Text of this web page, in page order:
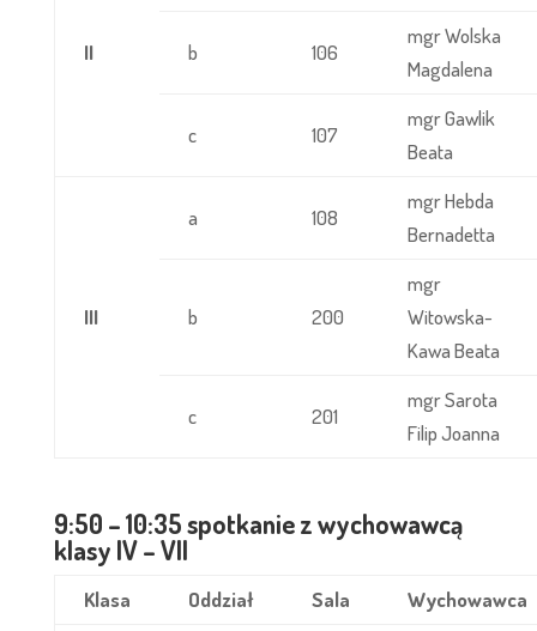
II b 106
mgr Wolska
Magdalena
c 107
mgr Gawlik
Beata
III
a 108
mgr Hebda
Bernadetta
b 200
mgr
Witowska-
Kawa Beata
c 201
mgr Sarota
Filip Joanna
9:50 – 10:35 spotkanie z wychowawcą
klasy IV – VII
Klasa Oddział Sala Wychowawca